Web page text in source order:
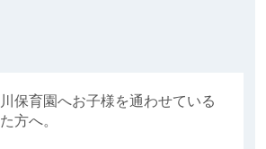
保育園へお子様を通わせている
方へ。